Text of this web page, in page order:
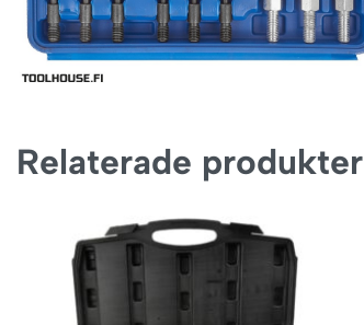
Relaterade produkter